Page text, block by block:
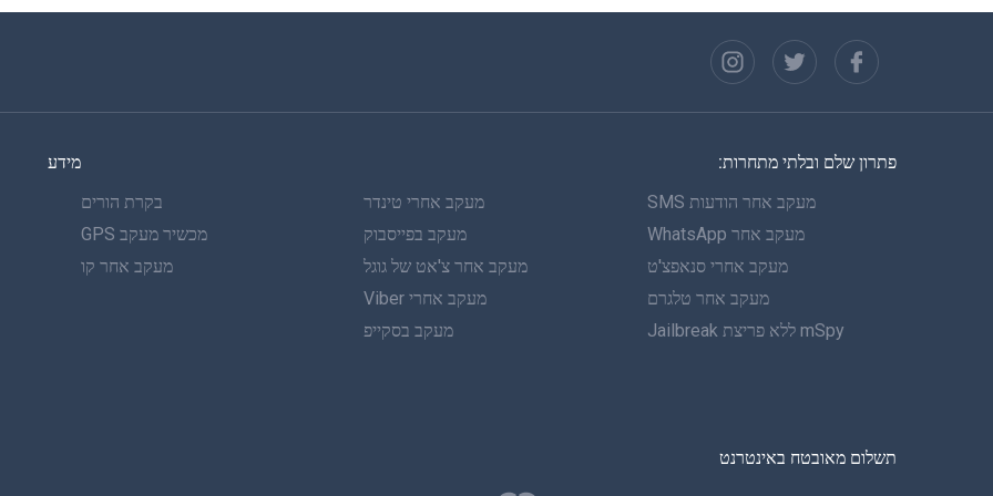
פתרון שלם ובלתי מתחרות:
מעקב אחר הודעות SMS
מעקב אחר WhatsApp
מעקב אחרי סנאפצ'ט
מעקב אחר טלגרם
mSpy ללא פריצת Jailbreak
מעקב אחרי טינדר
מעקב בפייסבוק
מעקב אחר צ'אט של גוגל
מעקב אחרי Viber
מעקב בסקייפ
בקרת הורים
מכשיר מעקב GPS
מעקב אחר קו
מידע
תשלום מאובטח באינטרנט